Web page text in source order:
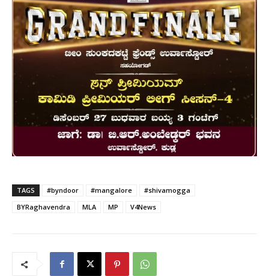
TAGS #byndoor #mangalore
#shivamogga
BYRaghavendra
MLA MP V4News